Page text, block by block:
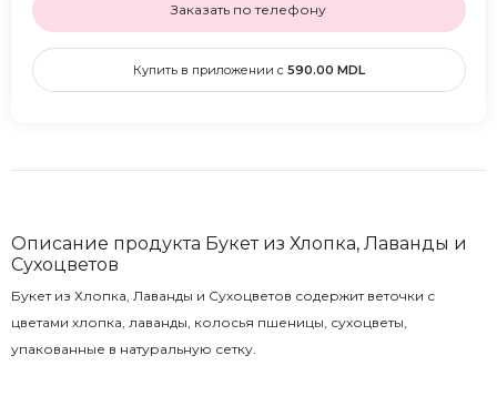
Заказать по телефону
Купить в приложении с 590.00 MDL
Описание продукта Букет из Хлопка, Лаванды и
Сухоцветов
Букет из Хлопка, Лаванды и Сухоцветов содержит веточки с
цветами хлопка, лаванды, колосья пшеницы, сухоцветы,
упакованные в натуральную сетку.